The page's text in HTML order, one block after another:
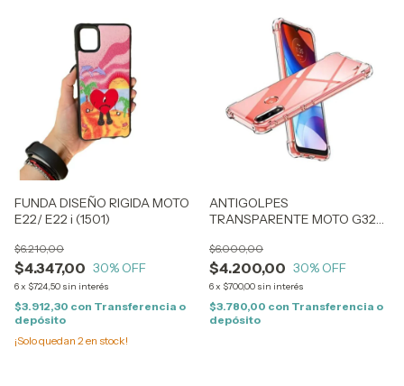
FUNDA DISEÑO RIGIDA MOTO
E22/ E22 i (1501)
$4.347,00
$6.210,00
30% OFF
6x $724,50 sin interés
$3.912,30 con Transferencia o
depósito
¡Solo quedan 2en stock!
ANTIGOLPES
TRANSPARENTE MOTO G32
$4.200,00
$6.000,00
30% OFF
6x $700,00 sin interés
$3.780,00 con Transferencia o
depósito